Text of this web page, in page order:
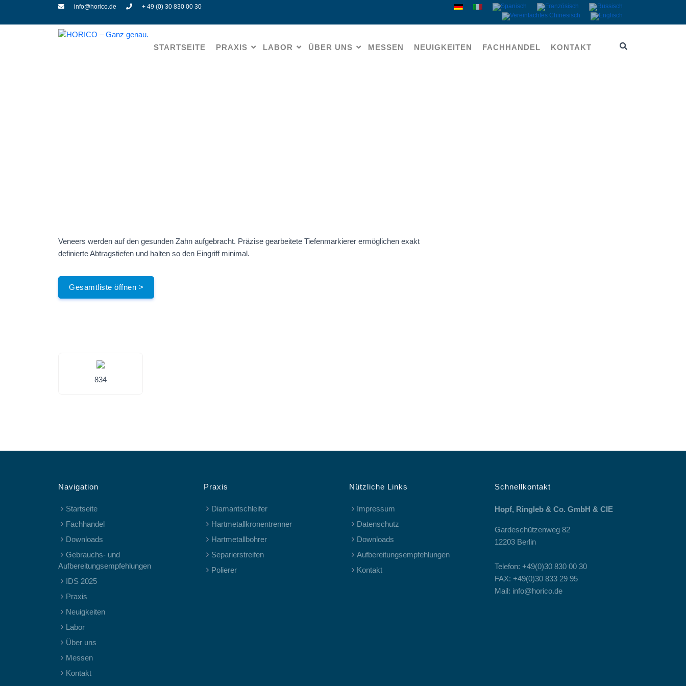
info@horico.de + 49 (0) 30 830 00 30
STARTSEITE PRAXIS LABOR ÜBER UNS MESSEN NEUIGKEITEN FACHHANDEL KONTAKT
Veneers werden auf den gesunden Zahn aufgebracht. Präzise gearbeitete Tiefenmarkierer ermöglichen exakt
definierte Abtragstiefen und halten so den Eingriff minimal.
Gesamtliste öffnen >
834
Navigation
Startseite
Fachhandel
Downloads
Gebrauchs- und
Aufbereitungsempfehlungen
IDS 2025
Praxis
Neuigkeiten
Labor
Über uns
Messen
Kontakt
Praxis
Diamantschleifer
Hartmetallkronentrenner
Hartmetallbohrer
Separierstreifen
Polierer
Nützliche Links
Impressum
Datenschutz
Downloads
Aufbereitungsempfehlungen
Kontakt
Schnellkontakt
Hopf, Ringleb & Co. GmbH & CIE
Gardeschützenweg 82
12203 Berlin
Telefon: +49(0)30 830 00 30
FAX: +49(0)30 833 29 95
Mail: info@horico.de